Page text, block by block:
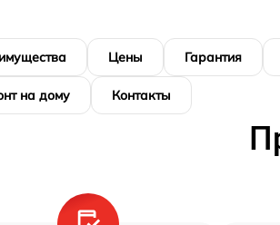
Цены Гарантия
на дому Контакты